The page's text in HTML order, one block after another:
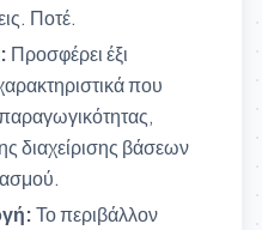
Ποτέ.
Προσφέρει έξι
που
διαχείρισης βάσεων
Το περιβάλλον